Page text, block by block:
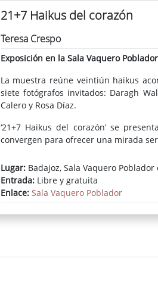
21+7 Haikus del corazón
Teresa Crespo
Exposición en la Sala Vaquero Poblador
La muestra reúne veintiún haikus
siete fotógrafos invitados: Daragh
Calero y Rosa Díaz.
‘21+7 Haikus del corazón’ se
convergen para ofrecer una mirada
Lugar:Badajoz, Sala Vaquero
Entrada:Libre y gratuita
Enlace: Sala Vaquero Poblador